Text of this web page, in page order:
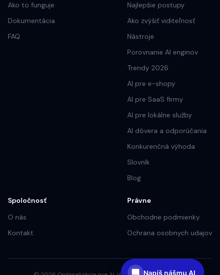
Ako to funguje
Dokumentácia
FAQ
Najlepšie postupy
Ako zvýšiť viditeľnosť
Nástroje
Porovnanie AI enginov
Trendy 2026
AI pre e-shopy
AI pre SaaS firmy
AI pre lokálne služby
AI dôvera a odporúčania
Konkurenčná výhoda
Slovník
Blog
Spoločnosť
O nás
Kontakt
Právne
Obchodne podmienky
Ochrana osobnych udajov
Napíš nášmu AI